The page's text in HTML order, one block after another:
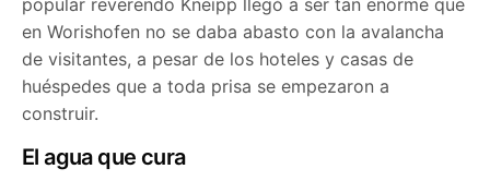
popular reverendo Kneipp llegó a ser tan enorme que
en Worishofen no se daba abasto con la avalancha
de visitantes, a pesar de los hoteles y casas de
huéspedes que a toda prisa se empezaron a
construir.
El agua que cura